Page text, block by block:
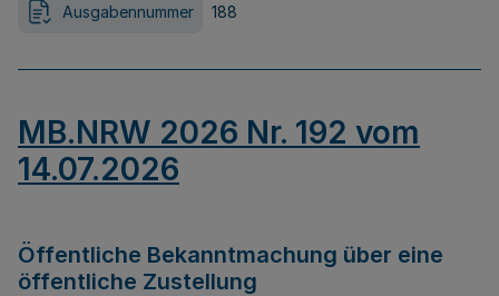
Ausgabennummer 188
MB.NRW 2026 Nr. 192 vom
14.07.2026
Öffentliche Bekanntmachung über eine
öffentliche Zustellung